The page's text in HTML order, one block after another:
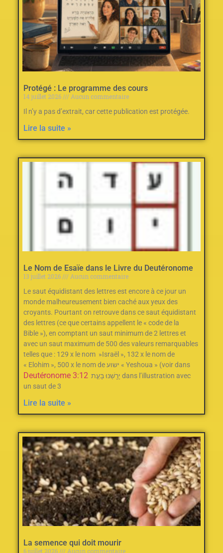
Protégé : Le programme des cours
14 juillet 2026
Aucun commentaire
Il n’y a pas d’extrait, car cette publication est protégée.
Lire la suite »
Le Nom de Esaïe dans le Livre du Deutéronome
13 juillet 2026
Aucun commentaire
Le saut équidistant des lettres est encore à ce jour un
monde malheureusement bien caché aux yeux des
croyants. Pourtant on retrouve dans ce saut équidistant
des lettres (ce que certains appellent le « code de la
Bible »), en comptant un saut minimum de 2‭ ‬lettres et
avec un saut maximum de 500‭ des valeurs remarquables
telles que : ‬129‭ ‬x le nom‭ ‬ »Israël »‭, ‬132‭ ‬x le nom de
« Elohim »‭, ‬500‭ ‬x le nom de ישוע « Yeshoua » (voir dans
Deutéronome 3:12
un saut de 3
Lire la suite »
La semence qui doit mourir
6 juillet 2026
Aucun commentaire